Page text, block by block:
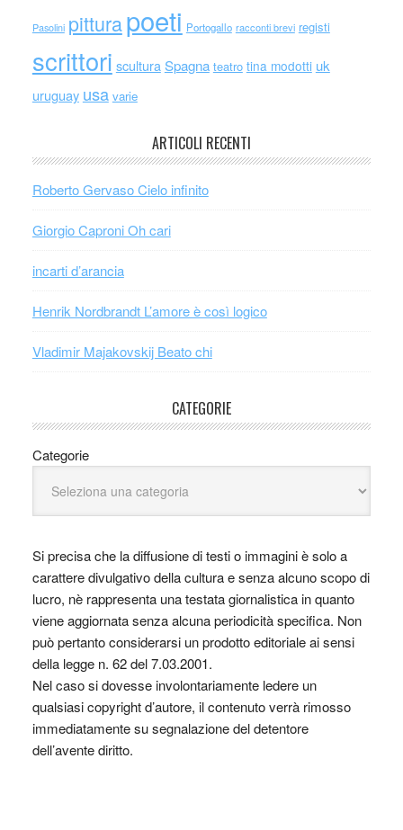
Pasolini pitturapoeti Portogallo racconti brevi registi
scrittori scultura Spagna teatro tina modotti uk
uruguay usa varie
ARTICOLI RECENTI
Roberto Gervaso Cielo infinito
Giorgio Caproni Oh cari
incarti d’arancia
Henrik Nordbrandt L’amore è così logico
Vladimir Majakovskij Beato chi
CATEGORIE
Categorie
Si precisa che la diffusione di testi o immagini è solo a
carattere divulgativo della cultura e senza alcuno scopo di
lucro, nè rappresenta una testata giornalistica in quanto
viene aggiornata senza alcuna periodicità specifica. Non
può pertanto considerarsi un prodotto editoriale ai sensi
della legge n. 62 del 7.03.2001.
Nel caso si dovesse involontariamente ledere un
qualsiasi copyright d’autore, il contenuto verrà rimosso
immediatamente su segnalazione del detentore
dell’avente diritto.